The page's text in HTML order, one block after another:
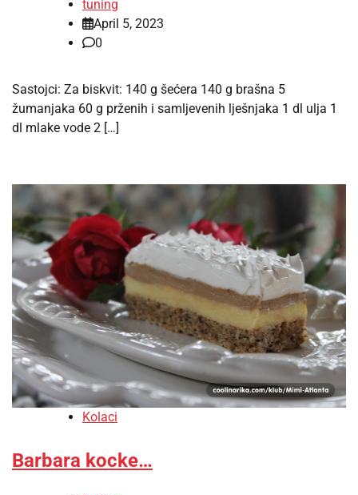
tuning
April 5, 2023
0
Sastojci: Za biskvit: 140 g šećera 140 g brašna 5
žumanjaka 60 g prženih i samljevenih lješnjaka 1 dl ulja 1
dl mlake vode 2 […]
Kolaci
Barbara kocke…